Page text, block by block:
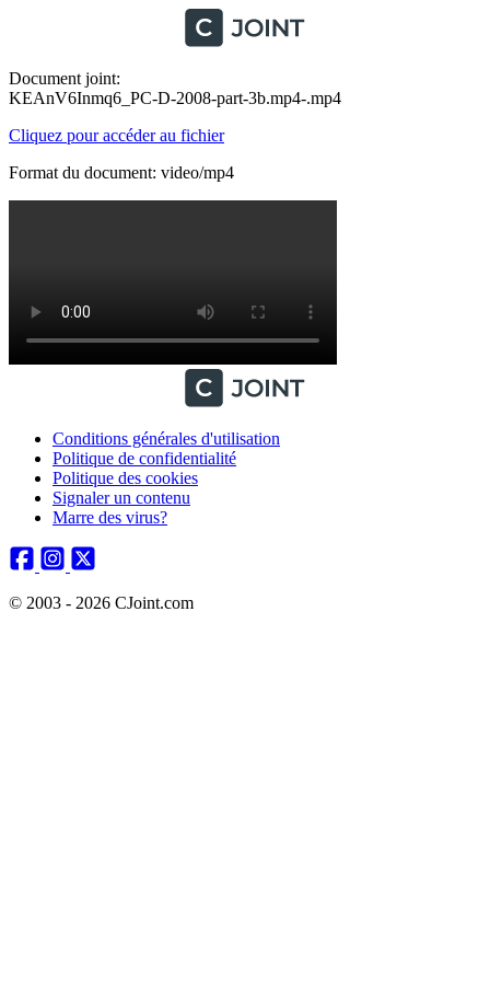
Document joint:
KEAnV6Inmq6_PC-D-2008-part-3b.mp4-.mp4
Cliquez pour accéder au fichier
Format du document: video/mp4
Conditions générales d'utilisation
Politique de confidentialité
Politique des cookies
Signaler un contenu
Marre des virus?
© 2003 - 2026 CJoint.com